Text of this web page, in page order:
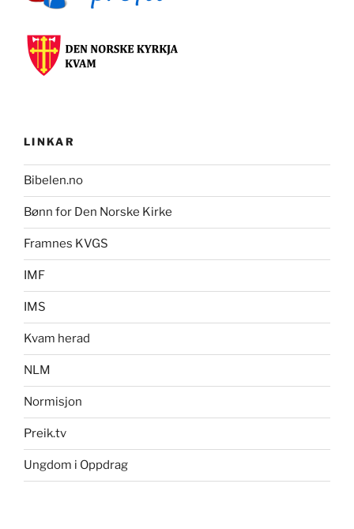
LINKAR
Bibelen.no
Bønn for Den Norske Kirke
Framnes KVGS
IMF
IMS
Kvam herad
NLM
Normisjon
Preik.tv
Ungdom i Oppdrag